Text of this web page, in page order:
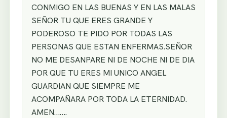
CONMIGO EN LAS BUENAS Y EN LAS MALAS
SEÑOR TU QUE ERES GRANDE Y
PODEROSO TE PIDO POR TODAS LAS
PERSONAS QUE ESTAN ENFERMAS.SEÑOR
NO ME DESANPARE NI DE NOCHE NI DE DIA
POR QUE TU ERES MI UNICO ANGEL
GUARDIAN QUE SIEMPRE ME
ACOMPAÑARA POR TODA LA ETERNIDAD.
AMEN…….